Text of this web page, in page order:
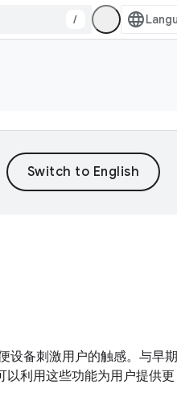
/
设备刺激用户的触感。与早期
以利用这些功能为用户提供更